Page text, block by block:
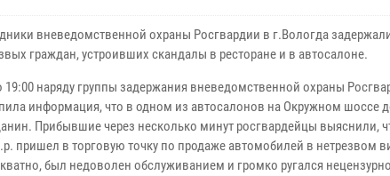
вневедомственной охраны Росгвардии в г.Вологда
граждан, устроивших скандалы в ресторане и в автосалоне.
19:00 наряду группы задержания вневедомственной охраны
информация, что в одном из автосалонов на Окружном шоссе
Прибывшие через несколько минут росгвардейцы выяснили,
пришел в торговую точку по продаже автомобилей в нетрезвом
был недоволен обслуживанием и громко ругался